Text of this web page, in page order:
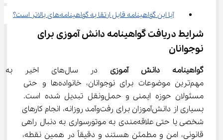
آیا این گواهینامه قابل ارتقا به گواهینامه‌های بالاتر است؟
شرایط دریافت گواهینامه دانش آموزی برای
نوجوانان
گواهینامه دانش آموزی
در سال‌های
مهم‌ترین موضوعات برای نوجوانان، خانواده‌ها و حتی
مسئولان حوزه ایمنی و حمل‌ونقل تبدیل شده است.
بسیاری از دانش‌آموزان برای رفت‌وآمد روزانه، انجام کارهای
شخصی یا حتی علاقه‌مندی به موتورسواری به دنبال راهی
قانونی، امن و مطمئن هستند و دقیقاً در همین نقطه،